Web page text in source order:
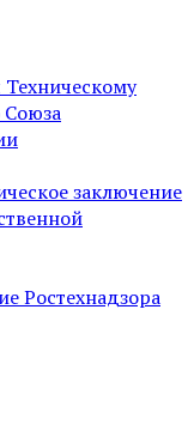
Техническому
Союза
заключение
Ростехнадзора